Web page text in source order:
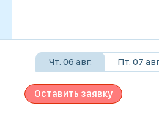
Чт. 06 авг. Пт. 07
Оставить заявку